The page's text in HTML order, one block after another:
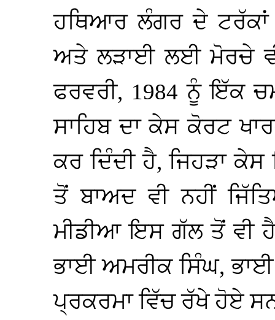
ਹਥਿਆਰ ਲੰਗਰ ਦੇ ਟਰੱਕਾਂ
ਅਤੇ ਲੜਾਈ ਲਈ ਮੋਰਚੇ
ਫਰਵਰੀ, 1984 ਨੂੰ ਇੱਕ
ਸਾਹਿਬ ਦਾ ਕੇਸ ਕੋਰਟ
ਕਰ ਦਿੰਦੀ ਹੈ, ਜਿਹੜਾ
ਤੋਂ ਬਾਅਦ ਵੀ ਨਹੀਂ
ਮੀਡੀਆ ਇਸ ਗੱਲ ਤੋਂ ਵੀ
ਭਾਈ ਅਮਰੀਕ ਸਿੰਘ, ਭਾਈ
ਪ੍ਰਕਰਮਾ ਵਿੱਚ ਰੱਖੇ ਹੋਏ